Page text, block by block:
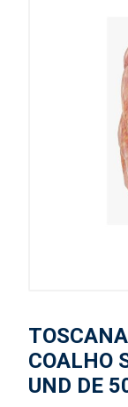
COALHO
UND DE